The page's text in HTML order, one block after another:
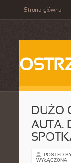
Strona główna
DUŻO
AUTA.
POSTED
WYŁĄCZONA